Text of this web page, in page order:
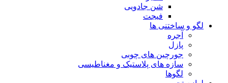
شن جادویی
فیجت
لگو و ساختنی ها
آجره
پازل
جورچین های چوبی
سازه های پلاستیک و مغناطیسی
لگوها